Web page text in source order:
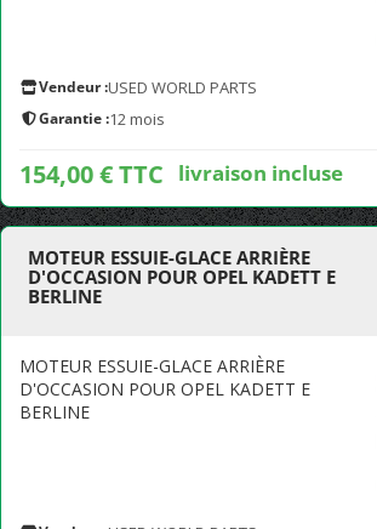
Vendeur :USED WORLD PARTS
Garantie :12 mois
154,00 € TTC livraison incluse
MOTEUR ESSUIE-GLACE ARRIÈRE
D'OCCASION POUR OPEL KADETT E
BERLINE
MOTEUR ESSUIE-GLACE ARRIÈRE
D'OCCASION POUR OPEL KADETT E
BERLINE